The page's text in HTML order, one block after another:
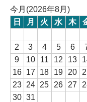
今月(2026年8月)
日
月 火 水 木
2
3 4 5 6
9
10 11 12 13
16 17 18 19 20
23 24 25 26 27
30 31